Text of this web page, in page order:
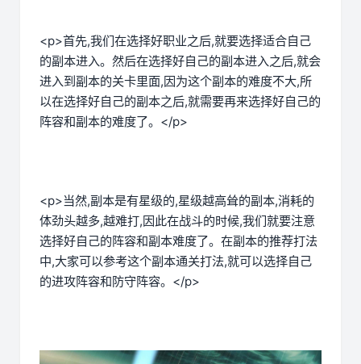
<p>首先,我们在选择好职业之后,就要选择适合自己
的副本进入。然后在选择好自己的副本进入之后,就会
进入到副本的关卡里面,因为这个副本的难度不大,所
以在选择好自己的副本之后,就需要再来选择好自己的
阵容和副本的难度了。</p>
<p>当然,副本是有星级的,星级越高耸的副本,消耗的
体劲头越多,越难打,因此在战斗的时候,我们就要注意
选择好自己的阵容和副本难度了。在副本的推荐打法
中,大家可以参考这个副本通关打法,就可以选择自己
的进攻阵容和防守阵容。</p>